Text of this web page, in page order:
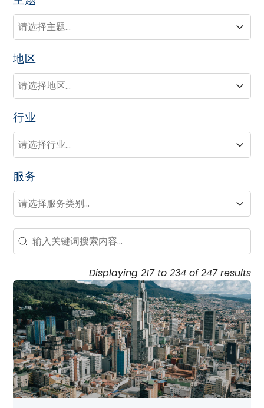
主题
主题
主题
地区
地区
地区
地区
行业
行业
行业
行业
服务
服务
服务
服务
Search - Resource Hub
Search content
Displaying 217 to 234 of 247 results